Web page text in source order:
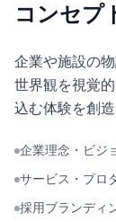
コンセプ
企業や施設の
世界観を視覚
込む体験を創造
企業理念・ビジ
サービス・プロ
採用ブランディ